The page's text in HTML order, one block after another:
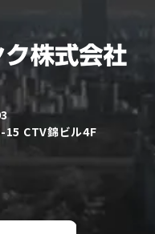
15 CTV錦ビル4F